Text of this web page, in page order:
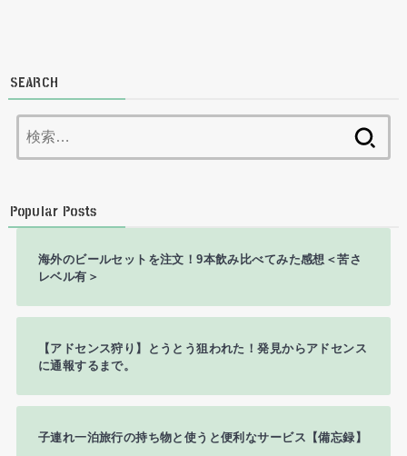
SEARCH
索:
Popular Posts
海外のビールセットを注文！9本飲み比べてみた感想＜苦さ
レベル有＞
【アドセンス狩り】とうとう狙われた！発見からアドセンス
に通報するまで。
子連れ一泊旅行の持ち物と使うと便利なサービス【備忘録】